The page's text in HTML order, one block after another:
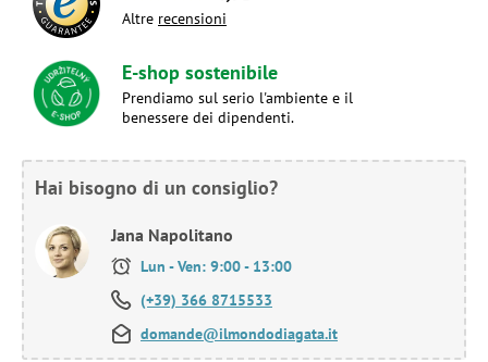
Altre recensioni
E-shop sostenibile
Prendiamo sul serio l'ambiente e il
benessere dei dipendenti.
Hai bisogno di un consiglio?
Jana Napolitano
Lun - Ven: 9:00 - 13:00
(+39) 366 8715533
domande@ilmondodiagata.it